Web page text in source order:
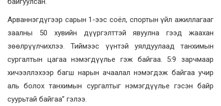
Арваннэгдүгээр сарын 1-ээс соёл, спортын үйл ажиллагааг
заалны 50 хувийн дүүргэлттэй явуулна гээд жаахан
зөөлрүүлчихлээ. Тиймээс үүнтэй уялдуулаад танхимын
сургалтын цагаа нэмэгдүүлье гэж байгаа. 5:9 зарчмаар
хичээллэхээр багш нарын ачаалал нэмэгдэж байгаа учир
аль болох танхимын сургалтыг нэмэгдүүлье гэсэн байр
суурьтай байгаа” гэлээ.